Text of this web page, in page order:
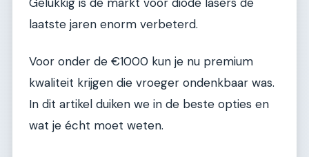
laatste jaren enorm verbeterd.
Voor onder de €1000 kun je nu premium
kwaliteit krijgen die vroeger ondenkbaar was.
In dit artikel duiken we in de beste opties en
wat je écht moet weten.